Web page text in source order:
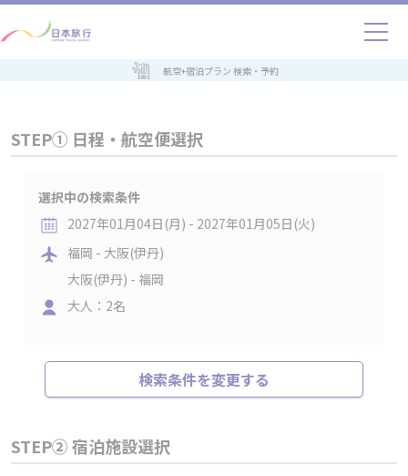
航空+宿泊プラン 検索・予約
STEP① 日程・航空便選択
選択中の検索条件
2027年01月04日(月) - 2027年01月05日(火)
福岡 - 大阪(伊丹)
大阪(伊丹) - 福岡
大人：2名
検索条件を変更する
STEP② 宿泊施設選択